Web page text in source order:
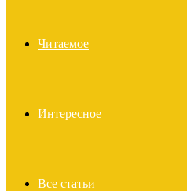
Читаемое
Интересное
Все статьи